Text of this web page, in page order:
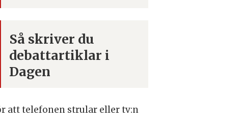
Så skriver du
debattartiklar i
Dagen
att telefonen strular eller tv:n